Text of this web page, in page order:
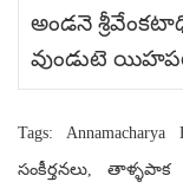
అండనె
వుండుటె
Tags:
సంకీర్తనలు,